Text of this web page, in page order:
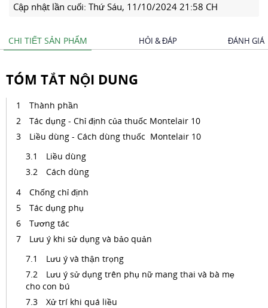
Cập nhật lần cuối: Thứ Sáu, 11/10/2024 21:58 CH
CHI TIẾT SẢN PHẨM HỎI & ĐÁP ĐÁNH GIÁ
TÓM TẮT NỘI DUNG
Thành phần
Tác dụng - Chỉ định của thuốc Montelair 10
Liều dùng - Cách dùng thuốc Montelair 10
Liều dùng
Cách dùng
Chống chỉ định
Tác dụng phụ
Tương tác
Lưu ý khi sử dụng và bảo quản
Lưu ý và thận trọng
Lưu ý sử dụng trên phụ nữ mang thai và bà mẹ
cho con bú
Xử trí khi quá liều